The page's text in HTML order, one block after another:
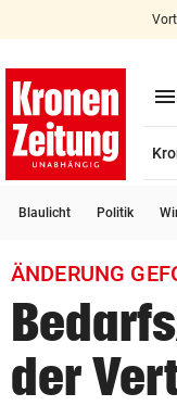
account_circle Anmelden
bookmark
search
Suchbegriff
eingeben
menu
Blaulicht Politik
ÄNDERUNG
der